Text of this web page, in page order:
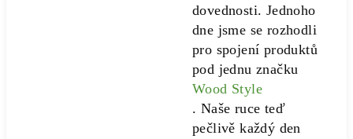
dovednosti. Jednoho
dne jsme se rozhodli
pro spojení produktů
pod jednu značku
Wood Style
. Naše ruce teď
pečlivě každý den